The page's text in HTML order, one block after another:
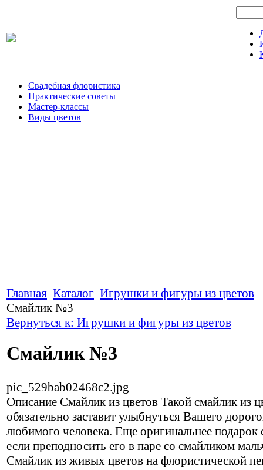
Свадебная флористика
Практические советы
Мастер-классы
Виды цветов
Главная Каталог Игрушки и фигуры из цветов
Смайлик №3
Вернуться к: Игрушки и фигуры из цветов
Смайлик №3
pic_529bab02468c2.jpg
Описание Смайлик из цветов Такой смайлик из
обязательно заставит улыбнуться Вашего
любимого человека. Еще оригинальнее подарок
если преподносить его в паре со смайликом
Смайлик из живых цветов на флористической